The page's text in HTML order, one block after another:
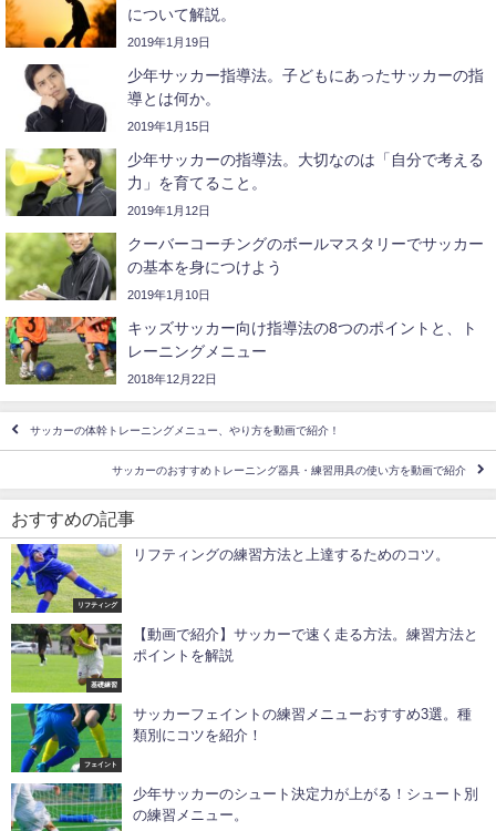
について解説。
2019年1月19日
少年サッカー指導法。子どもにあったサッカーの指
導とは何か。
2019年1月15日
少年サッカーの指導法。大切なのは「自分で考える
力」を育てること。
2019年1月12日
クーバーコーチングのボールマスタリーでサッカー
の基本を身につけよう
2019年1月10日
キッズサッカー向け指導法の8つのポイントと、ト
レーニングメニュー
2018年12月22日
サッカーの体幹トレーニングメニュー、やり方を動画で紹介！
サッカーのおすすめトレーニング器具・練習用具の使い方を動画で紹介
おすすめの記事
リフティング
リフティングの練習方法と上達するためのコツ。
基礎練習
【動画で紹介】サッカーで速く走る方法。練習方法と
ポイントを解説
フェイント
サッカーフェイントの練習メニューおすすめ3選。種
類別にコツを紹介！
少年サッカーのシュート決定力が上がる！シュート別
の練習メニュー。